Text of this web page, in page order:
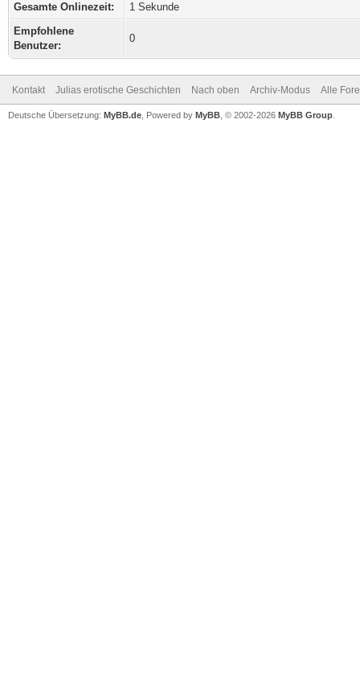
Gesamte Onlinezeit:
1 Sekunde
Empfohlene
Benutzer:
0
Kontakt Julias erotische Geschichten Nach oben Archiv-Modus Alle
Deutsche Übersetzung: MyBB.de , Powered by MyBB , © 2002-2026 MyBB Group